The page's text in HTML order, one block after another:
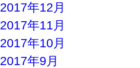
2017年12月
2017年11月
2017年10月
2017年9月